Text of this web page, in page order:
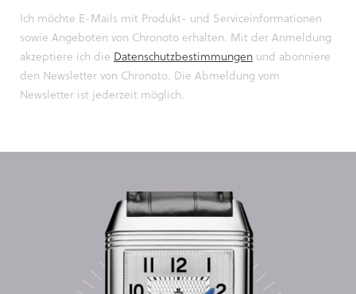
Ich möchte E-Mails mit Produkt- und Serviceinformationen
sowie Angeboten von Chronoto erhalten. Mit der Anmeldung
akzeptiere ich die Datenschutzbestimmungen und abonniere
den Newsletter von Chronoto. Die Abmeldung vom
Newsletter ist jederzeit möglich.